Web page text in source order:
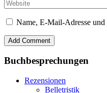
Name, E-Mail-Adresse und
Buchbesprechungen
Rezensionen
Belletristik